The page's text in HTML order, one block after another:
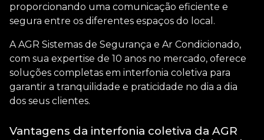
proporcionando uma comunicação eficiente e
segura entre os diferentes espaços do local.
A AGR Sistemas de Segurança e Ar Condicionado,
com sua expertise de 10 anos no mercado, oferece
soluções completas em interfonia coletiva para
garantir a tranquilidade e praticidade no dia a dia
dos seus clientes.
Vantagens da interfonia coletiva da AGR